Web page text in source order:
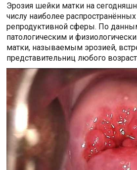
Эрозия шейки матки на
числу наиболее
репродуктивной сферы. По
патологическим и
матки, называемым эрозией,
представительниц любого